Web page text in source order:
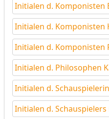
Initialen d. Komponisten
Initialen d. Komponisten
Initialen d. Komponisten
Initialen d. Philosophen
Initialen d.
Initialen d.